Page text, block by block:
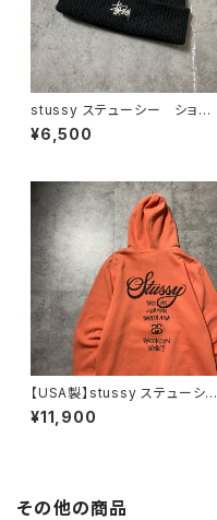
stussy ステューシー ショー
ンフォント 刺繍ロゴ アクリル
100% ブラック 黒 ニット
¥6,500
【USA製】stussy ステューシ
ー ワールドツアー バックプリ
ント オレンジ スウェット パ
¥11,900
その他の商品